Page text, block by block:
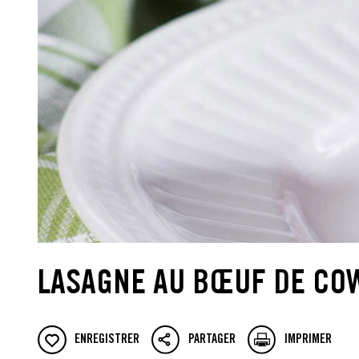
LASAGNE AU BŒUF DE
ENREGISTRER PARTAGER IMPRIMER